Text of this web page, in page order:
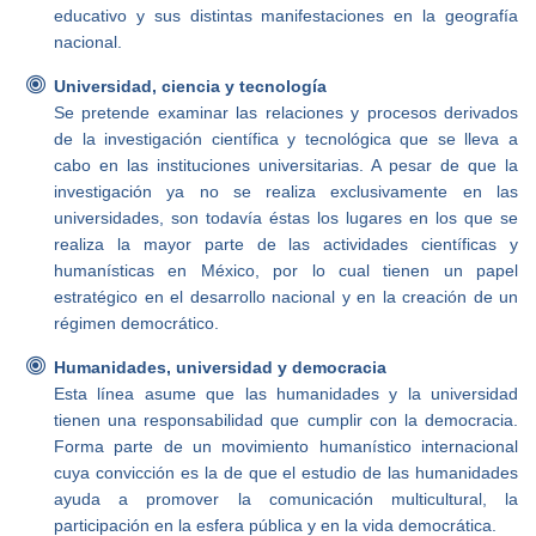
educativo y sus distintas manifestaciones en la geografía
nacional.
Universidad, ciencia y tecnología
Se pretende examinar las relaciones y procesos derivados
de la investigación científica y tecnológica que se lleva a
cabo en las instituciones universitarias. A pesar de que la
investigación ya no se realiza exclusivamente en las
universidades, son todavía éstas los lugares en los que se
realiza la mayor parte de las actividades científicas y
humanísticas en México, por lo cual tienen un papel
estratégico en el desarrollo nacional y en la creación de un
régimen democrático.
Humanidades, universidad y democracia
Esta línea asume que las humanidades y la universidad
tienen una responsabilidad que cumplir con la democracia.
Forma parte de un movimiento humanístico internacional
cuya convicción es la de que el estudio de las humanidades
ayuda a promover la comunicación multicultural, la
participación en la esfera pública y en la vida democrática.